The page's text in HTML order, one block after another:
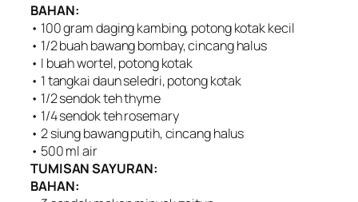
BAHAN:
• 100 gram daging kambing, potong kotak kecil
• 1/2 buah bawang bombay, cincang halus
• I buah wortel, potong kotak
• 1 tangkai daun seledri, potong kotak
• 1/2 sendok teh thyme
• 1/4 sendok teh rosemary
• 2 siung bawang putih, cincang halus
• 500 ml air
TUMISAN SAYURAN:
BAHAN: